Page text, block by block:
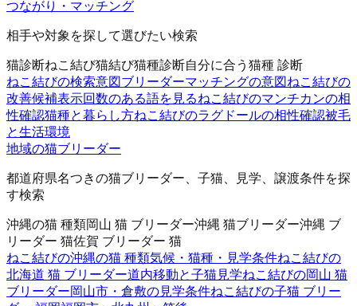
つながり・マッチング
相手や対象を探して選びたい検索
猫診断ねこ結び猫結び猫種診断自分に合う猫種 診断
ねこ結びの検索意図 ブリーダーマッチングの意図 ねこ結びの
改善候補表示回数のある語を見るねこ結びのマンチカンの相
性確認猫種と暮らし方ねこ結びのラグドールの相性確認被毛
と生活環境
地域の猫ブリーダー
都道府県名つきの猫ブリーダー、子猫、見学、譲渡条件を探
す検索
沖縄の猫 種類岡山 猫 ブリーダー沖縄 猫ブリーダー沖縄 ブ
リーダー 猫佐賀 ブリーダー 猫
ねこ結びの沖縄の猫 種類気候・猫種・見学条件ねこ結びの
北海道 猫 ブリーダー道内移動と子猫見学ねこ結びの岡山 猫
ブリーダー岡山市・倉敷の見学条件ねこ結びの子猫 ブリー